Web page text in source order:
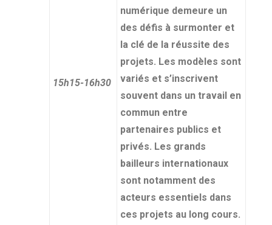
15h15-16h30
numérique demeure un
des défis à surmonter et
la clé de la réussite des
projets. Les modèles sont
variés et s’inscrivent
souvent dans un travail en
commun entre
partenaires publics et
privés. Les grands
bailleurs internationaux
sont notamment des
acteurs essentiels dans
ces projets au long cours.